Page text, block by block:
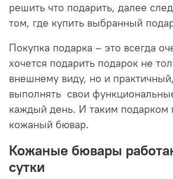
решить что подарить, далее
том, где купить выбранный
Покупка подарка – это всегда
хочется подарить подарок не
внешнему виду, но и
выполнять свои
каждый день. И таким подарком
кожаный бювар.
Кожаные бювары
сутки